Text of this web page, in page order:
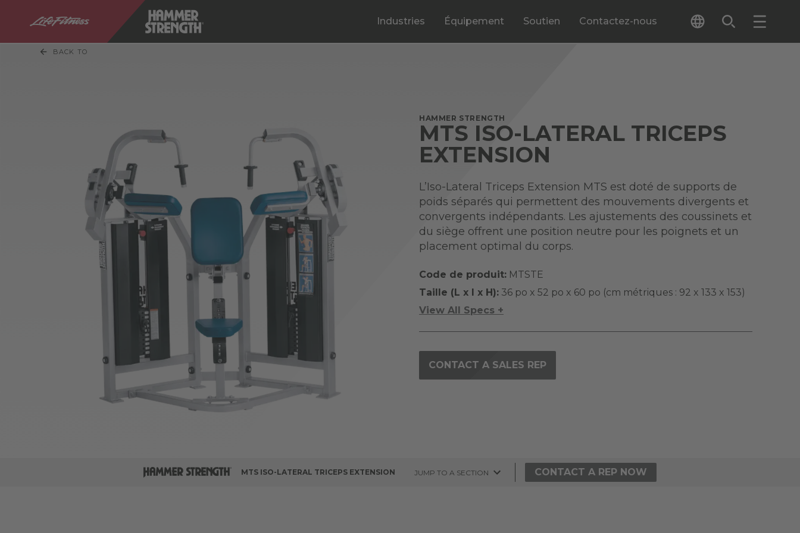
Industries Équipement Soutien Contactez-nous
BACK TO
HAMMER STRENGTH
MTS ISO-LATERAL TRICEPS
EXTENSION
L’Iso-Lateral Triceps Extension MTS est doté de supports de
poids séparés qui permettent des mouvements divergents et
convergents indépendants. Les ajustements des coussinets et
du siège offrent une position neutre pour les poignets et un
placement optimal du corps.
Code de produit: MTSTE
Taille (L x l x H): 36 po x 52 po x 60 po (cm métriques : 92 x 133 x 153)
View All Specs +
CONTACT A SALES REP
MTS ISO-LATERAL TRICEPS EXTENSION JUMP TO A SECTION CONTACT A REP NOW